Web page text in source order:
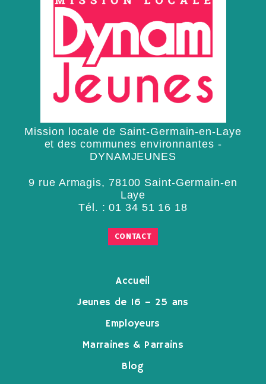
Mission locale de Saint-Germain-en-Laye
et des communes environnantes -
DYNAMJEUNES
9 rue Armagis, 78100 Saint-Germain-en
Laye
Tél. :01 34 51 16 18
CONTACT
Accueil
Jeunes de 16 – 25 ans
Employeurs
Marraines & Parrains
Blog